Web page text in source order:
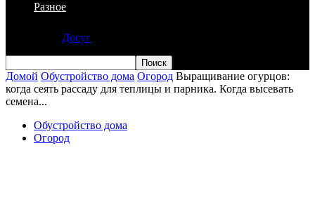
Разное
Досуг
Домой Обустройство дома Огород Выращивание огурцов:
когда сеять рассаду для теплицы и парника. Когда высевать
семена...
Обустройство дома
Огород